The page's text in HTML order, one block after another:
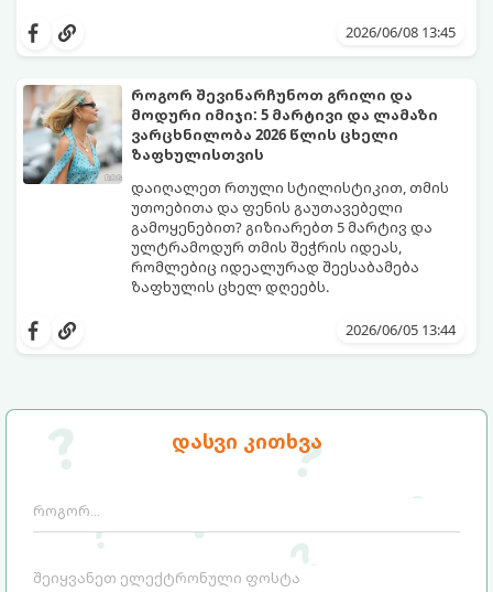
დასვი კითხვა
აქცენტს აკეთებენ კომფორტის,
გაძლევთ იყოთ მაქსიმალურად თამამი,
კომფორტულად იგრძნოთ. გაიგეთ,
რომელი საცურაო კოსტიუმები იქნება 2026
წლის ზაფხულის მთავარი ჰიტი:
2026/06/08 13:45
როგორ შევინარჩუნოთ გრილი და
მოდური იმიჯი: 5 მარტივი და ლამაზი
ვარცხნილობა 2026 წლის ცხელი
ზაფხულისთვის
დაიღალეთ რთული სტილისტიკით, თმის
უთოებითა და ფენის გაუთავებელი
გამოყენებით? გიზიარებთ 5 მარტივ და
ულტრამოდურ თმის შეჭრის იდეას,
რომლებიც იდეალურად შეესაბამება
ზაფხულის ცხელ დღეებს.
სცდება, ხოლო ჰაერის ტენიანობა პიკს
თმის დახვევაზე, ფენთან ბრძოლაში
მიწებებულ წინამოს ეჩხუბოთ.
ზაფხულში მაქსიმალურ კომფორტსა და
გრილ განწყობას შეგინარჩუნებთ:
2026/06/05 13:44